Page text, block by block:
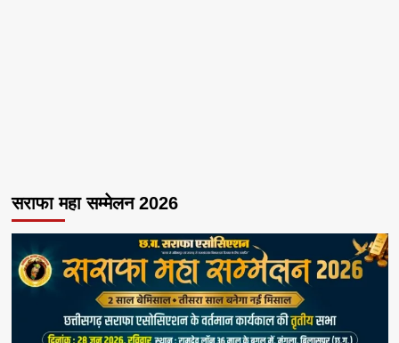
सराफा महा सम्मेलन 2026